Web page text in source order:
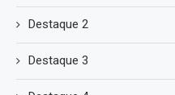
Destaque 2
Destaque 3